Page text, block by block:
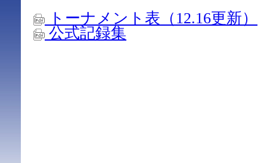
トーナメント表（12.16更新）
公式記録集